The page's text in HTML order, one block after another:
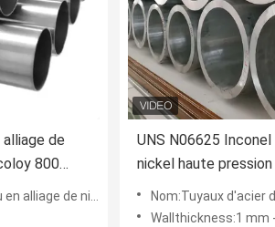
alliage de
800
alliage de nickel
UNS N06625
nickel haute
température ASTM
Nom:Tuyaux d'acier
Wallthickness:1 mm